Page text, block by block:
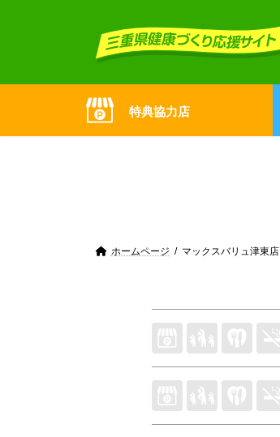
特典協力店
ホームページ マックスバリュ津東店